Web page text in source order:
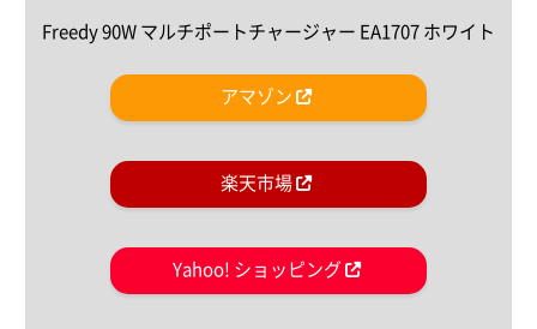
Freedy 90W マルチポートチャージャー EA1707 ホワイト
アマゾン
楽天市場
Yahoo! ショッピング